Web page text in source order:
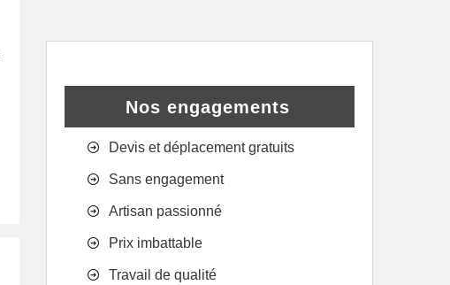
Nos engagements
Devis et déplacement gratuits
Sans engagement
Artisan passionné
Prix imbattable
Travail de qualité